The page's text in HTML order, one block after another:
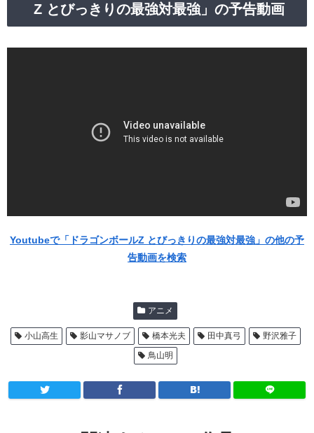
Z とびっきりの最強対最強」の予告動画
Youtubeで「ドラゴンボールZ とびっきりの最強対最強」の他の予
告動画を検索
アニメ
小山高生 影山マサノブ 橋本光夫 田中真弓
野沢雅子
鳥山明